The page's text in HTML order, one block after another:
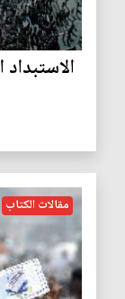
الاستبداد
مقالات الكتاب